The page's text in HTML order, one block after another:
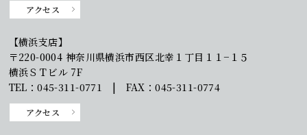
アクセス
【横浜支店】
〒220-0004 神奈川県横浜市西区北幸１丁目１１−１５
横浜ＳＴビル 7F
TEL：045-311-0771 | FAX：045-311-0774
アクセス